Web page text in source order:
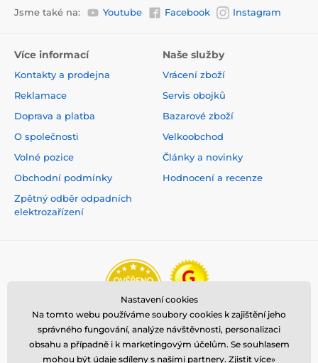
Jsme také na: Youtube Facebook Instagram
Více informací
Kontakty a prodejna
Reklamace
Doprava a platba
O společnosti
Volné pozice
Obchodní podmínky
Zpětný odběr odpadních
elektrozařízení
Naše služby
Vrácení zboží
Servis obojků
Bazarové zboží
Velkoobchod
Články a novinky
Hodnocení a recenze
Nastavení cookies
Na tomto webu používáme soubory cookies k zajištění jeho
správného fungování, analýze návštěvnosti, personalizaci
obsahu a případně i k marketingovým účelům. Se souhlasem
mohou být údaje sdíleny s našimi partnery. Zjistit více»